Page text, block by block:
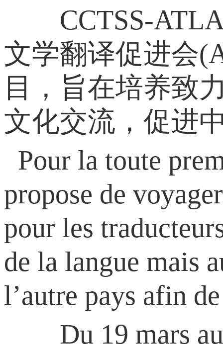
CCTSS-
文学翻译促进会
目，旨在培养致
文化交流，促进
Pour la toute
propose de
pour les
de la langue mais
l’autre pays afin
Du 19 mars au